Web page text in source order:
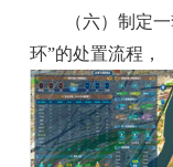
（六）制定一
环”的处置流程，